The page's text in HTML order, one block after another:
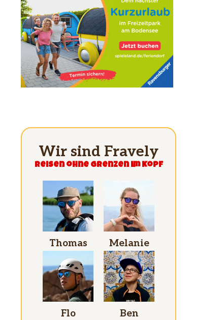
Wir sind Fravely
Reisen ohne grenzen im Kopf
Thomas Melanie
Flo Ben